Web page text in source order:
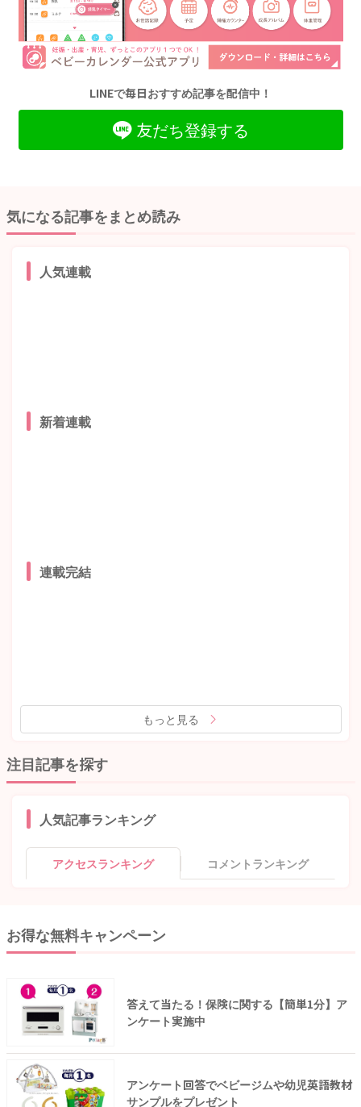
LINEで毎日おすすめ記事を配信中！
友だち登録する
気になる記事をまとめ読み
人気連載
新着連載
連載完結
もっと見る
注目記事を探す
人気記事ランキング
アクセスランキング コメントランキング
お得な無料キャンペーン
答えて当たる！保険に関する【簡単1分】ア
ンケート実施中
アンケート回答でベビージムや幼児英語教材
サンプルをプレゼント